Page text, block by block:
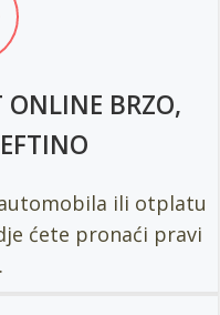
ONLINE BRZO,
ili otplatu
ćete pronaći pravi